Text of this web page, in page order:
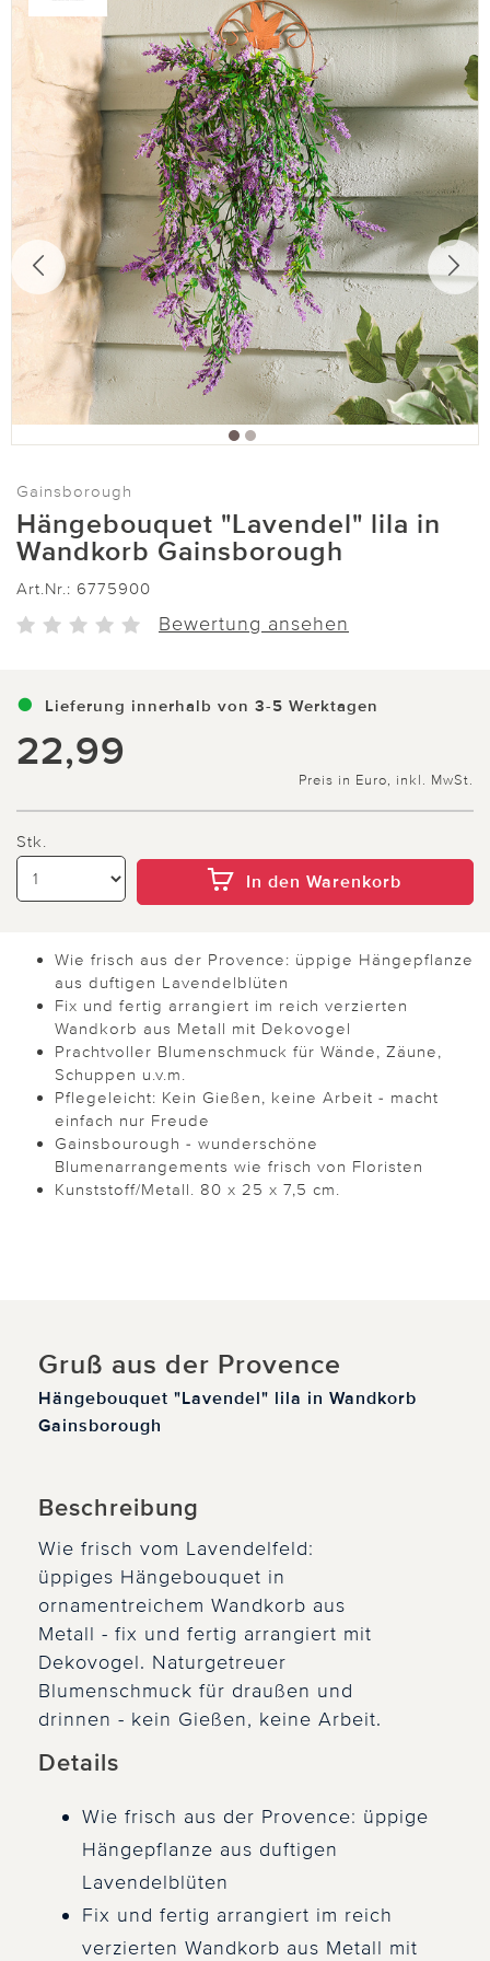
Gainsborough
Hängebouquet "Lavendel" lila in
Wandkorb Gainsborough
Art.Nr.: 6775900
Bewertung ansehen
Lieferung innerhalb von 3-5 Werktagen
22,99
Preis in Euro, inkl. MwSt.
Stk.
In den Warenkorb
Wie frisch aus der Provence: üppige Hängepflanze
aus duftigen Lavendelblüten
Fix und fertig arrangiert im reich verzierten
Wandkorb aus Metall mit Dekovogel
Prachtvoller Blumenschmuck für Wände, Zäune,
Schuppen u.v.m.
Pflegeleicht: Kein Gießen, keine Arbeit - macht
einfach nur Freude
Gainsbourough - wunderschöne
Blumenarrangements wie frisch von Floristen
Kunststoff/Metall. 80 x 25 x 7,5 cm.
Gruß aus der Provence
Hängebouquet "Lavendel" lila in Wandkorb
Gainsborough
Beschreibung
Wie frisch vom Lavendelfeld:
üppiges Hängebouquet in
ornamentreichem Wandkorb aus
Metall - fix und fertig arrangiert mit
Dekovogel. Naturgetreuer
Blumenschmuck für draußen und
drinnen - kein Gießen, keine Arbeit.
Details
Wie frisch aus der Provence: üppige
Hängepflanze aus duftigen
Lavendelblüten
Fix und fertig arrangiert im reich
verzierten Wandkorb aus Metall mit